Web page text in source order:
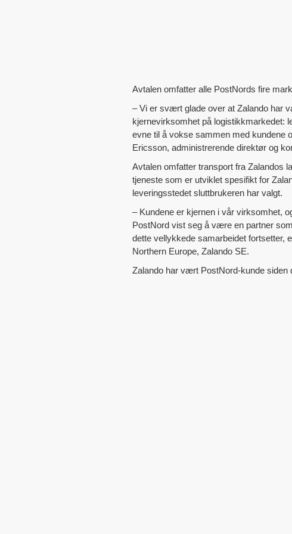
Avtalen omfatter alle PostNords fire
– Vi er svært glade over at Zalando har
kjernevirksomhet på logistikkmarkedet:
evne til å vokse sammen med kundene
Ericsson, administrerende direktør og
Avtalen omfatter transport fra Zalandos
tjeneste som er utviklet spesifikt for
leveringsstedet sluttbrukeren har valgt.
– Kundene er kjernen i vår virksomhet,
PostNord vist seg å være en partner
dette vellykkede samarbeidet fortsetter,
Northern Europe, Zalando SE.
Zalando har vært PostNord-kunde siden